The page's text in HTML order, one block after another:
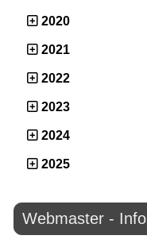
2020
2021
2022
2023
2024
2025
Webmaster -